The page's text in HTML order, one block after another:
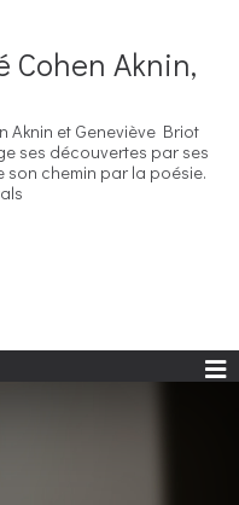
Cohen Aknin,
Aknin et Geneviève Briot
ses découvertes par ses
son chemin par la poésie.